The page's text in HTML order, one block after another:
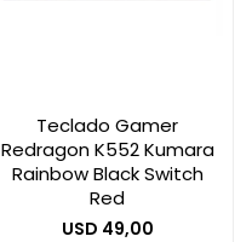
Teclado Gamer
Redragon K552 Kumara
Rainbow Black Switch
Red
USD 49,00